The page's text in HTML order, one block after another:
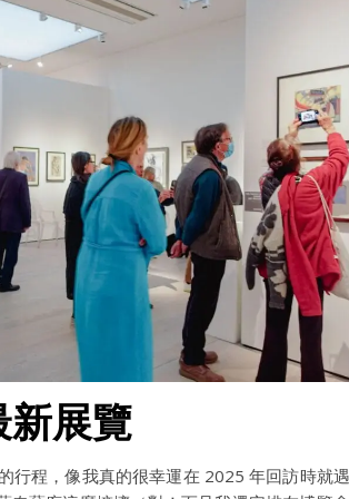
展覽
行程，像我真的很幸運在 2025 年回訪時就